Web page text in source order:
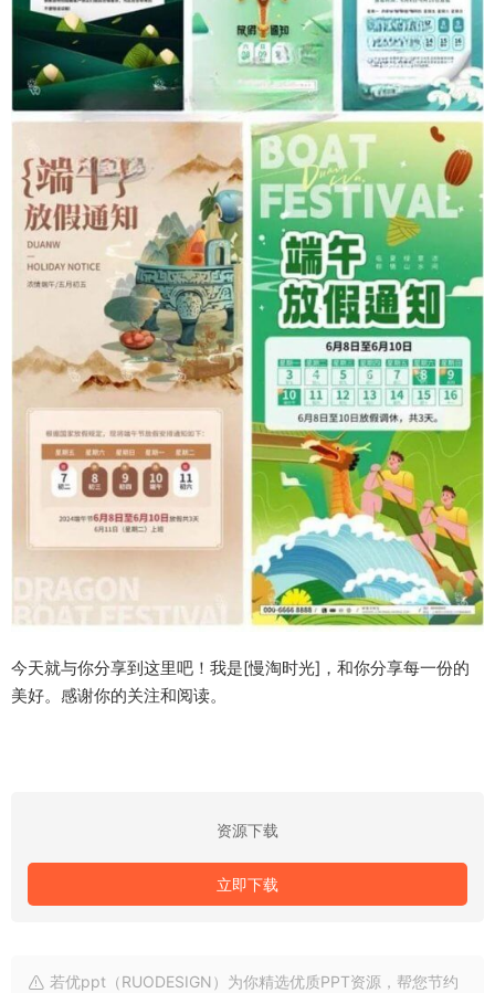
今天就与你分享到这里吧！我是[慢淘时光]，和你分享每一份的
美好。感谢你的关注和阅读。
资源下载
立即下载
若优ppt（RUODESIGN）为你精选优质PPT资源，帮您节约